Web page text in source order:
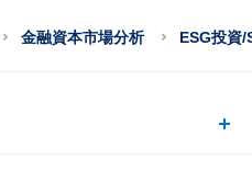
金融資本市場分析 ESG投資/